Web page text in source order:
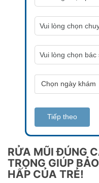
Tiếp theo
RỬA MŨI ĐÚNG
TRỌNG GIÚP
HẤP CỦA TRẺ!